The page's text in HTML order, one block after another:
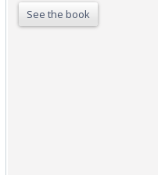
See the book